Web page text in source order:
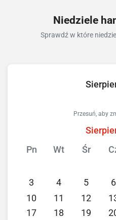
Niedziele
Sprawdź w które
Przesuń, aby
Pn
Wt Śr
3
4 5 6
10
11 12
17
18 19